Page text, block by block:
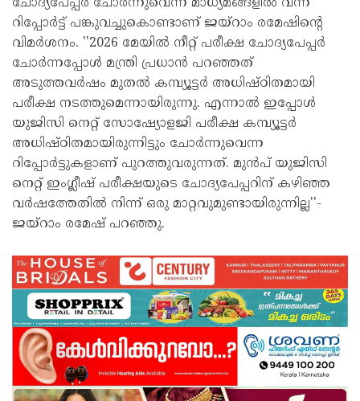
ചോദ്യപേപ്പർ ചോർന്നുവെന്ന് മാധ്യമങ്ങളിൽ വന്ന
റിപ്പോർട്ട് പങ്കുവച്ചുകൊണ്ടാണ് ജയ്റാം രമേഷിന്‍റെ
വിമർശനം. ''2026 മേയിൽ നീറ്റ് പരീക്ഷ ചോദ്യപേപ്പർ
ചോർന്നപ്പോൾ മന്ത്രി പ്രധാൻ പറഞ്ഞത്
അടുത്തവർഷം മുതൽ കമ്പ്യൂട്ടർ അധിഷ്ഠിതമായി
പരീക്ഷ നടത്തുമെന്നായിരുന്നു. എന്നാൽ ഇപ്പോൾ
യുജിസി നെറ്റ് സോഷ്യോളജി പരീക്ഷ കമ്പ്യൂട്ടർ
അധിഷ്ഠിതമായിരുന്നിട്ടും ചോർന്നുവെന്ന
റിപ്പോർട്ടുകളാണ് പുറത്തുവരുന്നത്. മുൻപ് യുജിസി
നെറ്റ് ഇംഗ്ലീഷ് പരീക്ഷയുടെ ചോദ്യപേപ്പറിന് കഴിഞ്ഞ
വർഷത്തേതിൽ നിന്ന് ഒരു മാറ്റവുമുണ്ടായിരുന്നില്ല''-
ജയ്റാം രമേഷ് പറഞ്ഞു.